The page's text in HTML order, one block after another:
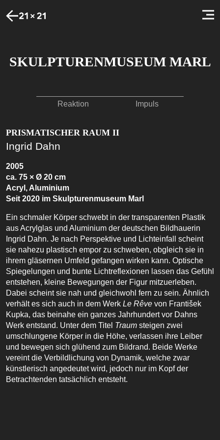
SKULPTURENMUSEUM MARL
Reaktion Impuls
PRISMATISCHER RAUM II
Ingrid Dahn
2005
ca. 75 × Ø 20 cm
Acryl, Aluminium
Seit 2020 im Skulpturenmuseum Marl
Ein schmaler Körper schwebt in der transparenten Plastik
aus Acrylglas und Aluminium der deutschen Bildhauerin
Ingrid Dahn. Je nach Perspektive und Lichteinfall scheint
sie nahezu plastisch empor zu schweben, obgleich sie in
ihrem gläsernen Umfeld gefangen wirken kann. Optische
Spiegelungen und bunte Lichtreflexionen lassen das Gefühl
entstehen, kleine Bewegungen der Figur mitzuerleben.
Dabei scheint sie nah und gleichwohl fern zu sein. Ähnlich
verhält es sich auch in dem Werk Le Rêve von František
Kupka, das beinahe ein ganzes Jahrhundert vor Dahns
Werk entstand. Unter dem Titel Traum steigen zwei
umschlungene Körper in die Höhe, verlassen ihre Leiber
und bewegen sich glühend zum Bildrand. Beide Werke
vereint die Verbildlichung von Dynamik, welche zwar
künstlerisch angedeutet wird, jedoch nur im Kopf der
Betrachtenden tatsächlich entsteht.